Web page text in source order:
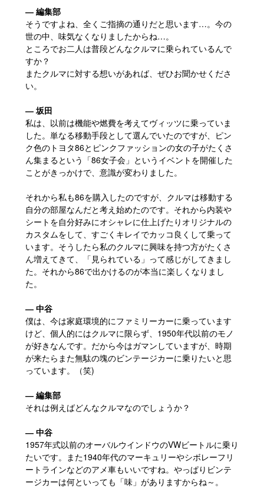
― 編集部
そうですよね、全くご指摘の通りだと思います…。今の
世の中、味気なくなりましたからね…。
ところでお二人は普段どんなクルマに乗られているんで
すか？
またクルマに対する想いがあれば、ぜひお聞かせくださ
い。
― 坂田
私は、以前は機能や燃費を考えてヴィッツに乗っていま
した。単なる移動手段として選んでいたのですが、ピン
ク色のトヨタ86とピンクファッションの女の子がたくさ
ん集まるという「86女子会」というイベントを開催した
ことがきっかけで、意識が変わりました。
それから私も86を購入したのですが、クルマは移動する
自分の部屋なんだと考え始めたのです。それから内装や
シートを自分好みにオシャレに仕上げたりオリジナルの
カスタムをして、すごくキレイでカッコ良くして乗って
います。そうしたら私のクルマに興味を持つ方がたくさ
ん増えてきて、「見られている」って感じがしてきまし
た。それから86で出かけるのが本当に楽しくなりまし
た。
― 中谷
僕は、今は家庭環境的にファミリーカーに乗っています
けど、個人的にはクルマに限らず、1950年代以前のモノ
が好きなんです。だから今はガマンしていますが、時期
が来たらまた無駄の塊のビンテージカーに乗りたいと思
っています。（笑)
― 編集部
それは例えばどんなクルマなのでしょうか？
― 中谷
1957年式以前のオーバルウインドウのVWビートルに乗り
たいです。また1940年代のマーキュリーやシボレーフリ
ートラインなどのアメ車もいいですね。やっぱりビンテ
ージカーは何といっても「味」がありますからね～。